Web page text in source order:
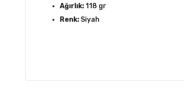
Ağırlık:118 gr
Renk: Siyah